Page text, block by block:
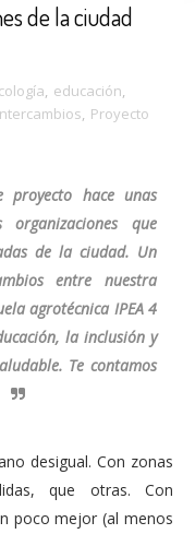
de la ciudad
, educación,
, Proyecto
proyecto hace unas
que
de la ciudad. Un
entre nuestra
agrotécnica IPEA 4
la inclusión y
Te contamos
desigual. Con zonas
que otras. Con
poco mejor (al menos